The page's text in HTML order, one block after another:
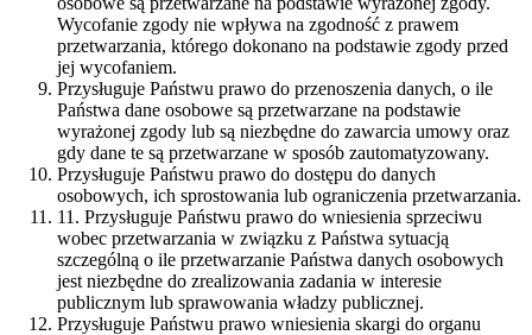
Wycofanie zgody nie wpływa na zgodność z prawem
przetwarzania, którego dokonano na podstawie zgody przed
jej wycofaniem.
Przysługuje Państwu prawo do przenoszenia danych, o ile
Państwa dane osobowe są przetwarzane na podstawie
wyrażonej zgody lub są niezbędne do zawarcia umowy oraz
gdy dane te są przetwarzane w sposób zautomatyzowany.
Przysługuje Państwu prawo do dostępu do danych
osobowych, ich sprostowania lub ograniczenia przetwarzania.
11. Przysługuje Państwu prawo do wniesienia sprzeciwu
wobec przetwarzania w związku z Państwa sytuacją
szczególną o ile przetwarzanie Państwa danych osobowych
jest niezbędne do zrealizowania zadania w interesie
publicznym lub sprawowania władzy publicznej.
Przysługuje Państwu prawo wniesienia skargi do organu